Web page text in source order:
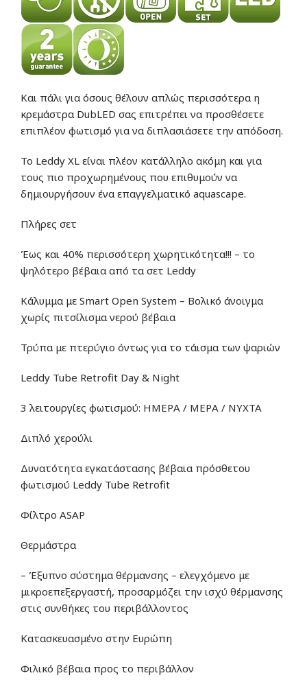
Και πάλι για όσους θέλουν απλώς περισσότερα η
κρεμάστρα DubLED σας επιτρέπει να προσθέσετε
επιπλέον φωτισμό για να διπλασιάσετε την απόδοση.
Το Leddy XL είναι πλέον κατάλληλο ακόμη και για
τους πιο προχωρημένους που επιθυμούν να
δημιουργήσουν ένα επαγγελματικό aquascape.
Πλήρες σετ
Έως και 40% περισσότερη χωρητικότητα!!! – το
ψηλότερο βέβαια από τα σετ Leddy
Κάλυμμα με Smart Open System – Βολικό άνοιγμα
χωρίς πιτσίλισμα νερού βέβαια
Τρύπα με πτερύγιο όντως για το τάισμα των ψαριών
Leddy Tube Retrofit Day & Night
3 λειτουργίες φωτισμού: ΗΜΕΡΑ / ΜΕΡΑ / ΝΥΧΤΑ
Διπλό χερούλι
Δυνατότητα εγκατάστασης βέβαια πρόσθετου
φωτισμού Leddy Tube Retrofit
Φίλτρο ASAP
Θερμάστρα
– Έξυπνο σύστημα θέρμανσης – ελεγχόμενο με
μικροεπεξεργαστή, προσαρμόζει την ισχύ θέρμανσης
στις συνθήκες του περιβάλλοντος
Κατασκευασμένο στην Ευρώπη
Φιλικό βέβαια προς το περιβάλλον